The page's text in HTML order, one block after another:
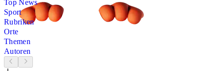
Top News
Sport
Rubriken
Orte
Themen
Autoren